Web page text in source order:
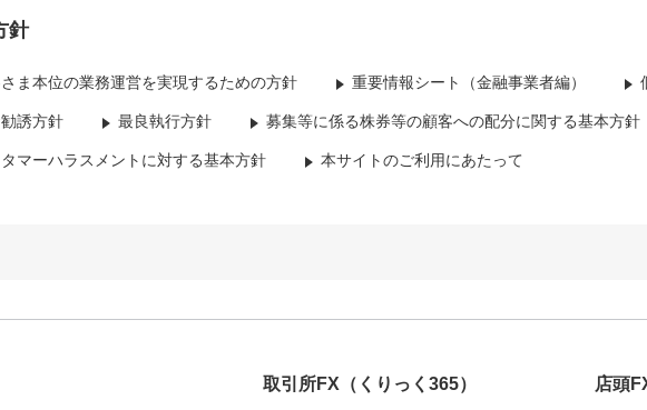
針
ま本位の業務運営を実現するための方針 重要情報シート（金融事業者編）
誘方針 最良執行方針 募集等に係る株券等の顧客への配分に関する基本方針
マーハラスメントに対する基本方針 本サイトのご利用にあたって
取引所FX （くりっく365） 店頭